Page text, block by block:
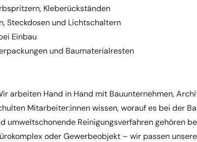
Kleberückständen
Steckdosen und Lichtschaltern
Einbau
und Baumaterialresten
arbeiten Hand in Hand mit Bauunternehmen,
Mitarbeiter:innen wissen, worauf es bei der
umweltschonende Reinigungsverfahren gehören
oder Gewerbeobjekt – wir passen